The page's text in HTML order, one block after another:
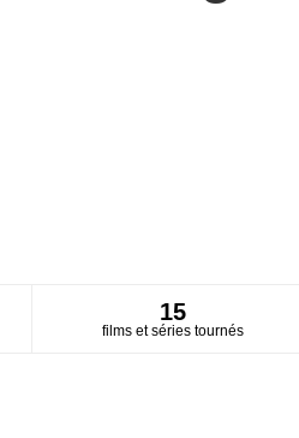
15
films et séries tournés